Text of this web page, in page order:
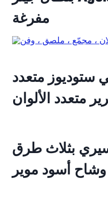
مفرغة
ستوديوز متعدد
متعدد الألوان
بثلاث طرق
وشاح أسود موير